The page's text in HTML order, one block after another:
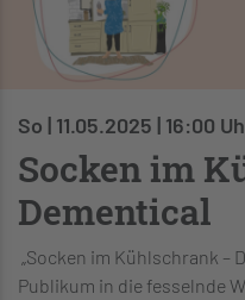
So | 11.05.2025 | 16:00
Socken im
Dementical
„Socken im Kühlschrank
Publikum in die fesselnde